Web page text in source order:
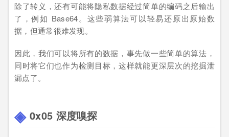
除了转义，还有可能将隐私数据经过简单的编码之后输出
了，例如 Base64。这些弱算法可以轻易还原出原始数
据，但通常很难发现。
因此，我们可以将所有的数据，事先做一些简单的算法，
同时将它们也作为检测目标，这样就能更深层次的挖掘泄
漏点了。
0x05 深度嗅探